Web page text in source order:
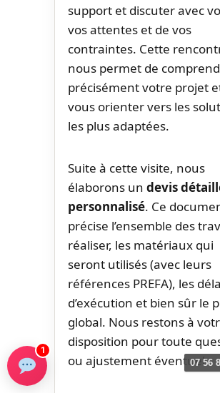
support et discuter avec
vos attentes et de vos
contraintes. Cette
nous permet de
précisément votre projet
vous orienter vers les
les plus adaptées.
Suite à cette visite, nous
élaborons un devis
personnalisé. Ce
précise l’ensemble des
réaliser, les matériaux qui
seront utilisés (avec leurs
références PREFA), les
d’exécution et bien sûr le
global. Nous restons à
disposition pour toute
ou ajustement éventuel.
07 56
1